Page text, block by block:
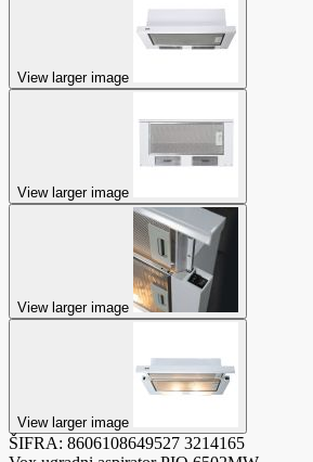
View larger image
View larger image
View larger image
View larger image
ŠIFRA: 8606108649527 3214165